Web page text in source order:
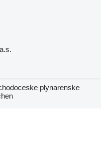
plynarenske